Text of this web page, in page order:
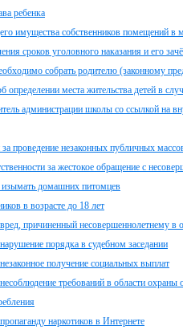
ребенка
имущества собственников помещений
сроков уголовного наказания и его
собрать родителю (законному
определении места жительства детей в
администрации школы со ссылкой на
за проведение незаконных публичных
за жестокое обращение с
изымать домашних питомцев
в возрасте до 18 лет
вред, причиненный несовершеннолетнему в
порядка в судебном заседании
получение социальных выплат
несоблюдение требований в области
наркотиков в Интернете